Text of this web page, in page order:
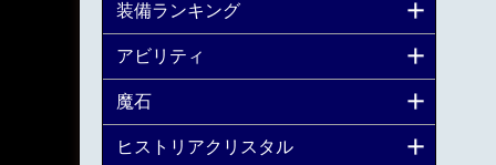
装備ランキング
アビリティ
魔石
ヒストリアクリスタル